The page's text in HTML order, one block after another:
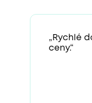
„Rychlé
ceny.“